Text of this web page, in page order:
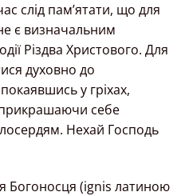
слід памʼятати, що для
є визначальним
Різдва Христового. Для
духовно до
у гріхах,
себе
Нехай Господь
Богоносця (ignis латиною